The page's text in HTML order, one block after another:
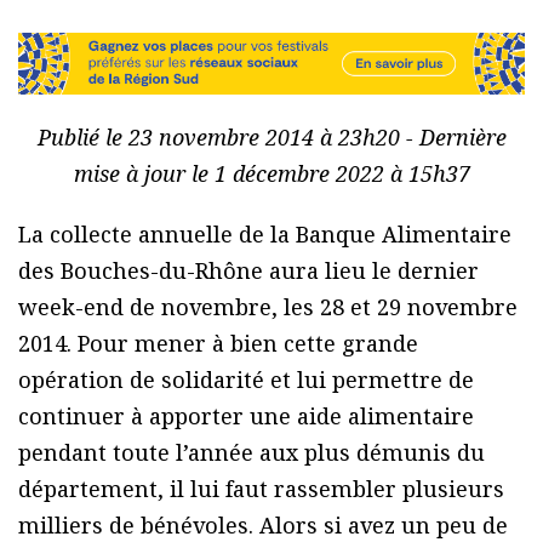
Publié le 23 novembre 2014 à 23h20 - Dernière
mise à jour le 1 décembre 2022 à 15h37
La collecte annuelle de la Banque Alimentaire
des Bouches-du-Rhône aura lieu le dernier
week-end de novembre, les 28 et 29 novembre
2014. Pour mener à bien cette grande
opération de solidarité et lui permettre de
continuer à apporter une aide alimentaire
pendant toute l’année aux plus démunis du
département, il lui faut rassembler plusieurs
milliers de bénévoles. Alors si avez un peu de